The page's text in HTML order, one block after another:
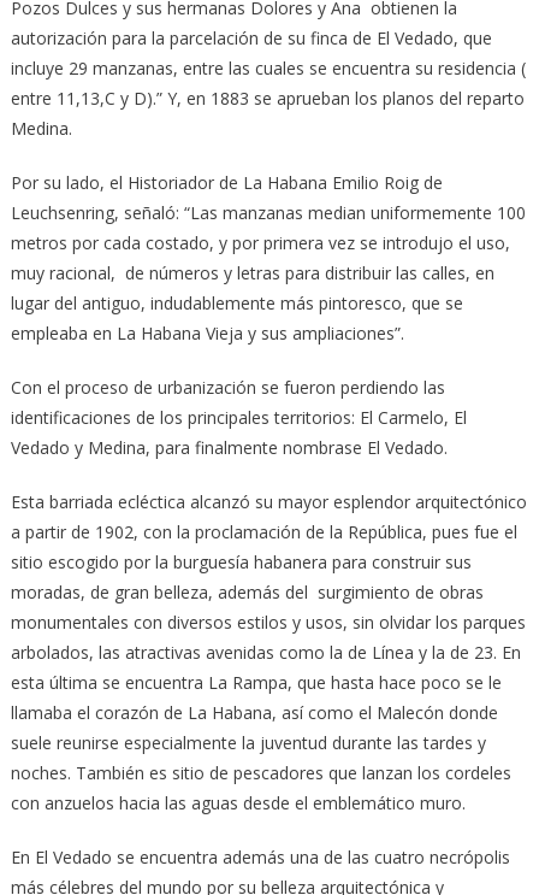
Pozos Dulces y sus hermanas Dolores y Ana obtienen la
autorización para la parcelación de su finca de El Vedado, que
incluye 29 manzanas, entre las cuales se encuentra su residencia (
entre 11,13,C y D).” Y, en 1883 se aprueban los planos del reparto
Medina.
Por su lado, el Historiador de La Habana Emilio Roig de
Leuchsenring, señaló: “Las manzanas median uniformemente 100
metros por cada costado, y por primera vez se introdujo el uso,
muy racional, de números y letras para distribuir las calles, en
lugar del antiguo, indudablemente más pintoresco, que se
empleaba en La Habana Vieja y sus ampliaciones”.
Con el proceso de urbanización se fueron perdiendo las
identificaciones de los principales territorios: El Carmelo, El
Vedado y Medina, para finalmente nombrase El Vedado.
Esta barriada ecléctica alcanzó su mayor esplendor arquitectónico
a partir de 1902, con la proclamación de la República, pues fue el
sitio escogido por la burguesía habanera para construir sus
moradas, de gran belleza, además del surgimiento de obras
monumentales con diversos estilos y usos, sin olvidar los parques
arbolados, las atractivas avenidas como la de Línea y la de 23. En
esta última se encuentra La Rampa, que hasta hace poco se le
llamaba el corazón de La Habana, así como el Malecón donde
suele reunirse especialmente la juventud durante las tardes y
noches. También es sitio de pescadores que lanzan los cordeles
con anzuelos hacia las aguas desde el emblemático muro.
En El Vedado se encuentra además una de las cuatro necrópolis
más célebres del mundo por su belleza arquitectónica y